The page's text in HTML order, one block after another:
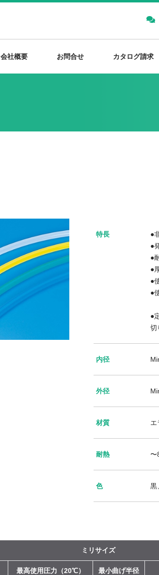
会社概要 お問合せ カタログ請求
特長
●
●
●
●
●
●
●
切
内径
外径
材質 エ
耐熱
色 黒
ミリサイズ
最高使用圧力（20℃） 最小曲げ半径